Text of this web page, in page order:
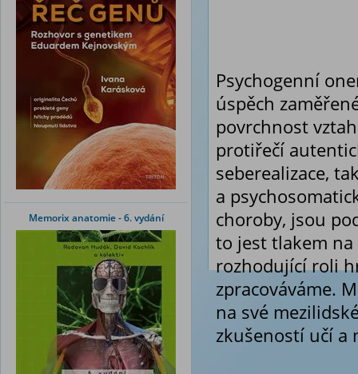
Memorix anatomie - 6. vydání
Psychogenní
úspěch
povrchnost
protiřečí
seberealizace,
a
choroby, jsou
to jest tlakem
rozhodující roli
zpracováváme.
na své
zkušeností učí a